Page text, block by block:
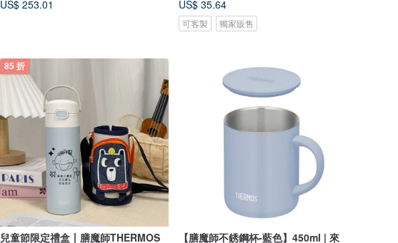
US$ 253.01
US$ 35.64
可客製 獨家販售
85 折
兒童節限定禮盒丨膳魔師THERMOS
【膳魔師不銹鋼杯-藍色】450ml | 來